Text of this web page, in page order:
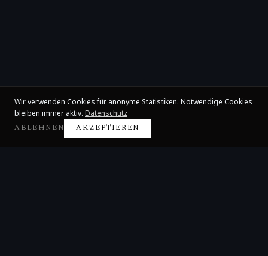
Wir verwenden Cookies für anonyme Statistiken. Notwendige Cookies
bleiben immer aktiv. Datenschutz
ABLEHNEN AKZEPTIEREN